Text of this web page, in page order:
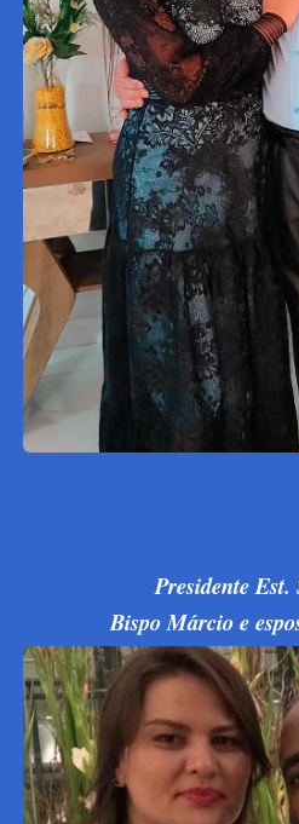
Presidente Est.
Bispo Márcio e